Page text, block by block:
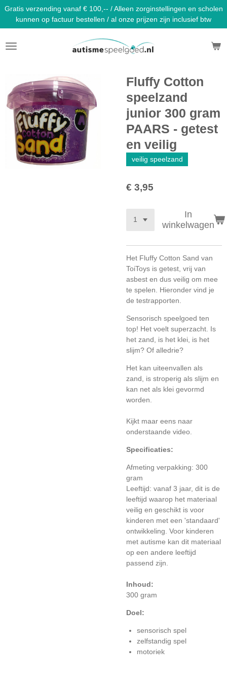
Ga
direct
naar
de
hoofdinhoud
Gratis verzending vanaf € 100,-- / Alleen zorginstellingen en scholen
kunnen op factuur bestellen / al onze prijzen zijn inclusief btw
Fluffy Cotton
speelzand
junior 300 gram
PAARS - getest
en veilig
veilig speelzand
€ 3,95
In
winkelwagen
Het Fluffy Cotton Sand van
ToiToys is getest, vrij van
asbest en dus veilig om mee
te spelen. Hieronder vind je
de testrapporten.
Sensorisch speelgoed ten
top! Het voelt superzacht. Is
het zand, is het klei, is het
slijm? Of alledrie?
Het kan uiteenvallen als
zand, is stroperig als slijm en
kan net als klei gevormd
worden.
Kijkt maar eens naar
onderstaande video.
Specificaties:
Afmeting verpakking: 300
gram
Leeftijd: vanaf 3 jaar, dit is de
leeftijd waarop het materiaal
veilig en geschikt is voor
kinderen met een 'standaard'
ontwikkeling. Voor kinderen
met autisme kan dit materiaal
op een andere leeftijd
passend zijn.
Inhoud:
300 gram
Doel:
sensorisch spel
zelfstandig spel
motoriek